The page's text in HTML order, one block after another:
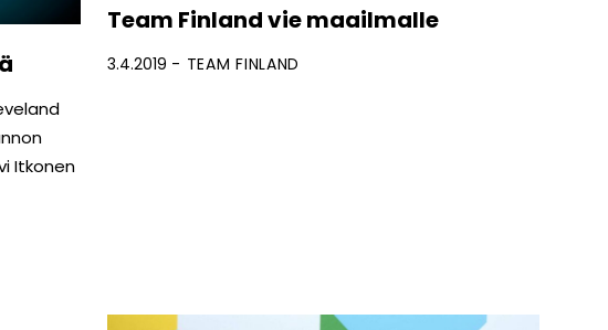
Itkonen
Team Finland vie maailmalle
3.4.2019 TEAM FINLAND